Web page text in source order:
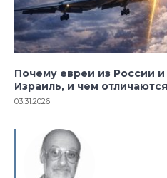
Почему евреи из России
Израиль, и чем
03.31.2026